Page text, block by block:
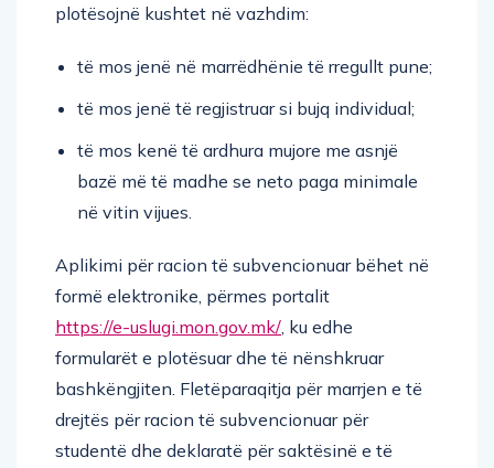
plotësojnë kushtet në vazhdim:
të mos jenë në marrëdhënie të rregullt pune;
të mos jenë të regjistruar si bujq individual;
të mos kenë të ardhura mujore me asnjë
bazë më të madhe se neto paga minimale
në vitin vijues.
Aplikimi për racion të subvencionuar bëhet në
formë elektronike, përmes portalit
https://e-uslugi.mon.gov.mk/ , ku edhe
formularët e plotësuar dhe të nënshkruar
bashkëngjiten. Fletëparaqitja për marrjen e të
drejtës për racion të subvencionuar për
studentë dhe deklaratë për saktësinë e të